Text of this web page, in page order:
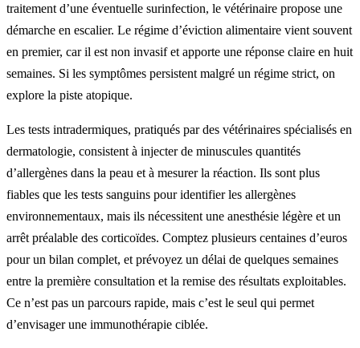
traitement d’une éventuelle surinfection, le vétérinaire propose une
démarche en escalier. Le régime d’éviction alimentaire vient souvent
en premier, car il est non invasif et apporte une réponse claire en huit
semaines. Si les symptômes persistent malgré un régime strict, on
explore la piste atopique.
Les tests intradermiques, pratiqués par des vétérinaires spécialisés en
dermatologie, consistent à injecter de minuscules quantités
d’allergènes dans la peau et à mesurer la réaction. Ils sont plus
fiables que les tests sanguins pour identifier les allergènes
environnementaux, mais ils nécessitent une anesthésie légère et un
arrêt préalable des corticoïdes. Comptez plusieurs centaines d’euros
pour un bilan complet, et prévoyez un délai de quelques semaines
entre la première consultation et la remise des résultats exploitables.
Ce n’est pas un parcours rapide, mais c’est le seul qui permet
d’envisager une immunothérapie ciblée.